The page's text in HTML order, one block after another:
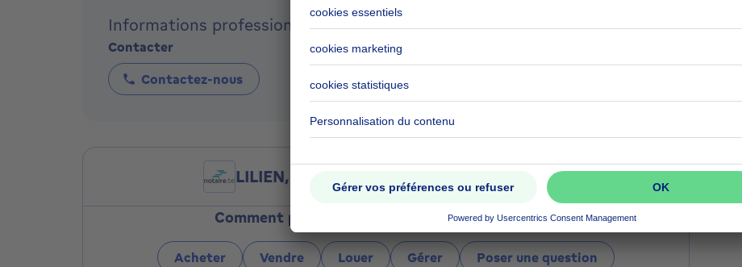
Informations professionnelles
Contacter
Contactez-nous
LILIEN, WELING & LILIEN, notaires associés
Comment pouvons-nous vous aider aujourd’hui ?
Acheter Vendre Louer Gérer Poser une question